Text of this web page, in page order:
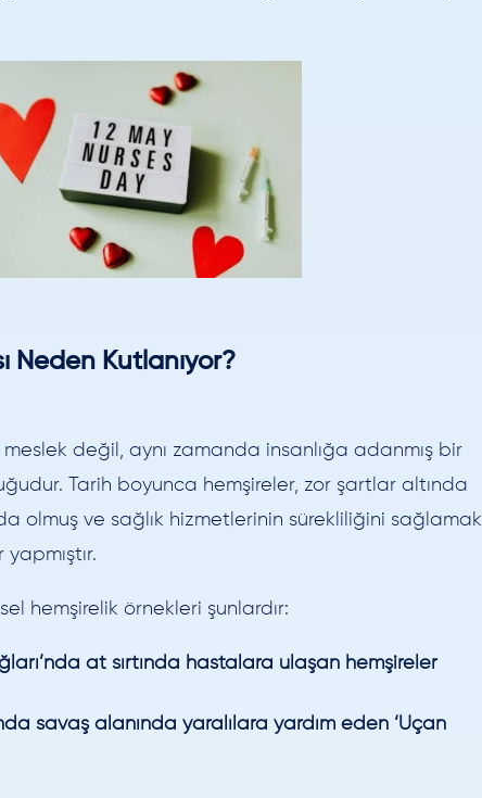
Neden Kutlanıyor?
meslek değil, aynı zamanda insanlığa adanmış bir
Tarih boyunca hemşireler, zor şartlar altında
olmuş ve sağlık hizmetlerinin sürekliliğini sağlamak
hemşirelik örnekleri şunlardır:
at sırtında hastalara ulaşan hemşireler
savaş alanında yaralılara yardım eden ‘Uçan